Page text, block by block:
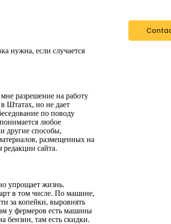
нужна, если случается
разрешение на работу
Штатах, но не дает
по поводу
любое
другие способы,
размещенных на
редакции сайта.
упрощает жизнь.
в том числе. По машине,
за копейки, выровнять
у фермеров есть машины
бензин, там есть скидки.